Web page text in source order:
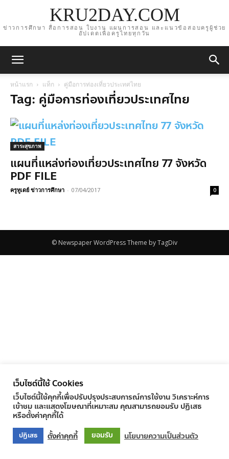
KRU2DAY.COM
ข่าวการศึกษา สื่อการสอน ใบงาน แผนการสอน และแนวข้อสอบครูผู้ช่วย
อัปเดตเพื่อครูไทยทุกวัน
หน้าแรก แท็ก คู่มือการท่องเที่ยวประเทศไทย
Tag: คู่มือการท่องเที่ยวประเทศไทย
สาระสุขภาพ
แผนที่แหล่งท่องเที่ยวประเทศไทย 77 จังหวัด
PDF FILE
ครูทูเดย์ ข่าวการศึกษา - 07/04/2017 0
© Newspaper WordPress Theme by TagDiv
เว็บไซต์นี้ใช้ Cookies
เว็บไซต์นี้ใช้คุกกี้เพื่อปรับปรุงประสบการณ์การใช้งาน วิเคราะห์การ
เข้าชม และแสดงโฆษณาที่เหมาะสม คุณสามารถยอมรับ ปฏิเสธ
หรือตั้งค่าคุกกี้ได้
ปฏิเสธ ตั้งค่าคุกกี้ ยอมรับ นโยบายความเป็นส่วนตัว